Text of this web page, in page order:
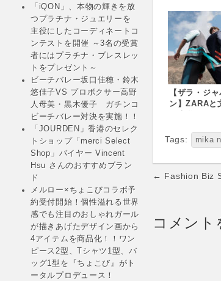
「iQON」、本物の輝きを放
つプラチナ・ジュエリーを
主役にしたコーディネートコ
ンテストを開催 ～3名の受賞
者にはプラチナ・ブレスレッ
トをプレゼント～
ビーチバレー坂口佳穗・鈴木
悠佳子VS プロボクサー高野
人母美・黒木優子 ガチンコ
ビーチバレー対決を実施！！
「JOURDEN」香港のセレク
トショップ「merci Select
Shop」バイヤー Vincent
Hsu さんのおすすめブラン
ド
メルロー×ちょこびコラボ予
約受付開始！個性溢れる世界
感でも注目のおしゃれガール
が描きあげたデザイン画から
4アイテムを商品化！！ワン
ピース2型、Tシャツ1型、バ
ッグ1型を『ちょこび』がト
ータルプロデュース！
【ザラ・ジ
ン】ZARAと
ョンが期間限
ローンチ！5
UP SHOP
Tags: mika
Post
← Fashion Biz
コメント